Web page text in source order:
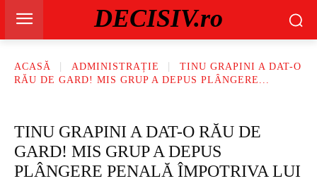
DECISIV.ro
ACASĂ ADMINISTRAȚIE
TINU GRAPINI A DAT-O
RĂU DE GARD! MIS GRUP A DEPUS PLÂNGERE...
TINU GRAPINI A DAT-O RĂU DE
GARD! MIS GRUP A DEPUS
PLÂNGERE PENALĂ ÎMPOTRIVA LUI